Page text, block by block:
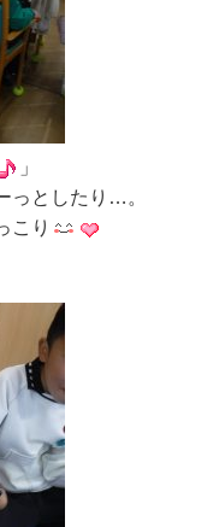
」
っとしたり…。
こり